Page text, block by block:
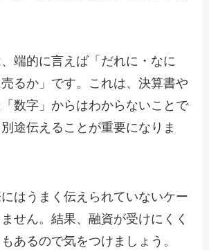
端的に言えば「だれに・なに
るか」です。これは、決算書や
数字」からはわからないことで
途伝えることが重要になりま
はうまく伝えられていないケー
せん。結果、融資が受けにくく
あるので気をつけましょう。